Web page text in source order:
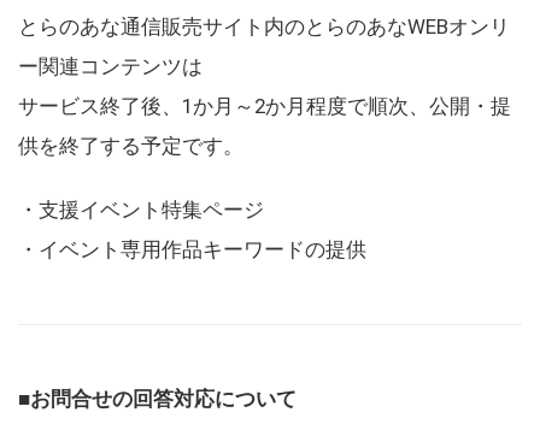
とらのあな通信販売サイト内のとらのあなWEBオンリ
ー関連コンテンツは
サービス終了後、1か月～2か月程度で順次、公開・提
供を終了する予定です。
・支援イベント特集ページ
・イベント専用作品キーワードの提供
■お問合せの回答対応について